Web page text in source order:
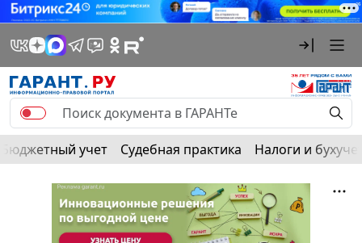
Бюджетный учет Судебная практика Налоги и